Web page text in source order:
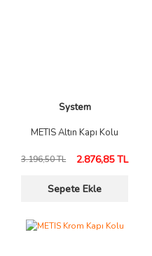
System
METIS Altın Kapı Kolu
3.196,50 TL 2.876,85 TL
Sepete Ekle